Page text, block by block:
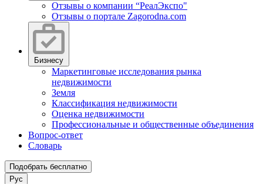
Отзывы о компании “РеалЭкспо"
Отзывы о портале Zagorodna.com
Бизнесу
Маркетинговые исследования рынка
недвижимости
Земля
Классификация недвижимости
Оценка недвижимости
Профессиональные и общественные объединения
Вопрос-ответ
Словарь
Подобрать бесплатно
Рус